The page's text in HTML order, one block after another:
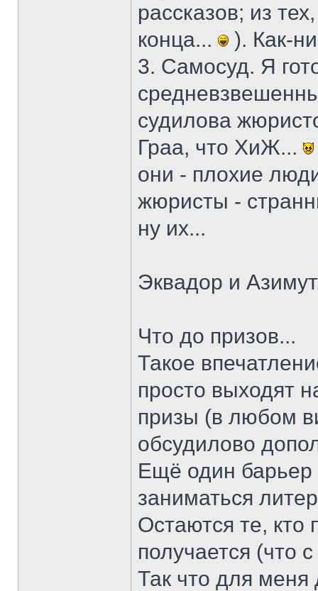
рассказов; из
конца...
). Как-
3. Самосуд. Я
судилова
Граа, что ХиЖ...
они - плохие
жюристы -
ну их...
Эквадор и
Что до призов...
Такое
просто выходят
призы (в любом
обсудилово
Ещё один
заниматься
Остаются те, кто
получается (что
Так что для меня